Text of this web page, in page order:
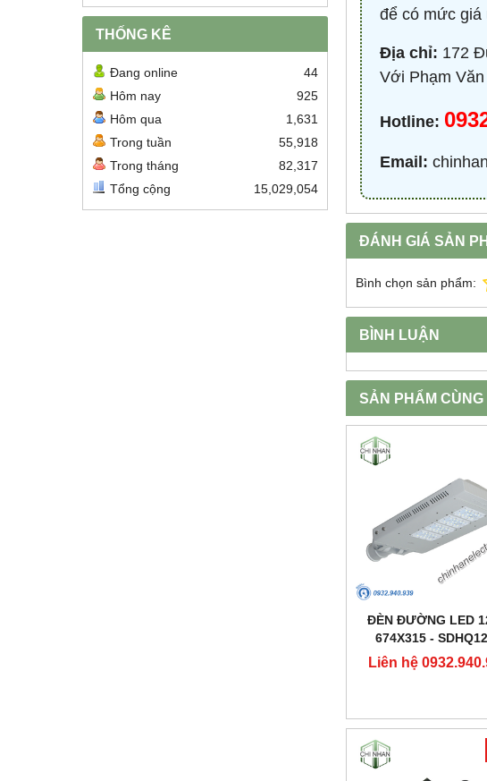
THỐNG KÊ
Đang online
44
Hôm nay
925
Hôm qua
1,631
Trong tuần
55,918
Trong tháng
82,317
Tổng cộng
15,029,054
để có mức giá
Địa chỉ: 172
Với Phạm
Hotline:
Email:
ĐÁNH GIÁ SẢN
Bình chọn sản phẩm:
BÌNH LUẬN
SẢN PHẨM CÙNG
ĐÈN ĐƯỜNG LED
674X315 -
DUHAL
Liên hệ